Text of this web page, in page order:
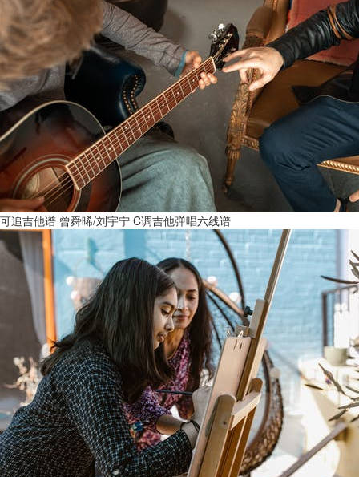
可追吉他谱 曾舜晞/刘宇宁 C调吉他弹唱六线谱